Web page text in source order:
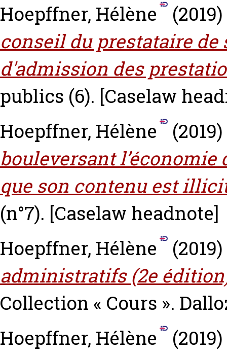
Hoepffner, Hélène
(2019)
conseil du prestataire de
d'admission des
publics (6). [Caselaw
Hoepffner, Hélène
(2019)
bouleversant
que son contenu est
(n°7). [Caselaw headnote]
Hoepffner, Hélène
(2019)
administratifs (2e
Collection « Cours ».
Hoepffner, Hélène
(2019)